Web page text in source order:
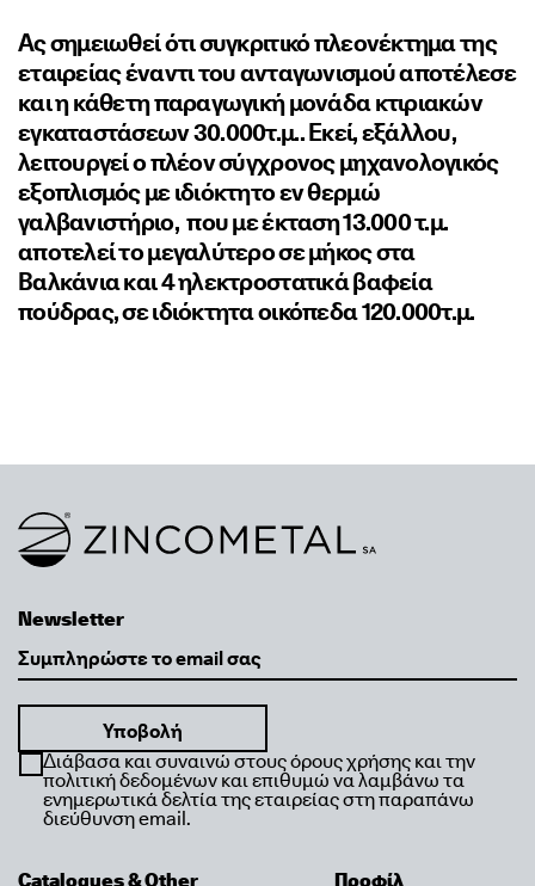
Ας σημειωθεί ότι συγκριτικό πλεονέκτημα της
εταιρείας έναντι του ανταγωνισμού αποτέλεσε
και η κάθετη παραγωγική μονάδα κτιριακών
εγκαταστάσεων 30.000τ.μ.. Εκεί, εξάλλου,
λειτουργεί ο πλέον σύγχρονος μηχανολογικός
εξοπλισμός με ιδιόκτητο εν θερμώ
γαλβανιστήριο, που με έκταση 13.000 τ.μ.
αποτελεί το μεγαλύτερο σε μήκος στα
Βαλκάνια και 4 ηλεκτροστατικά βαφεία
πούδρας, σε ιδιόκτητα οικόπεδα 120.000τ.μ.
Link to homepage
Newsletter
Διάβασα και συναινώ στους όρους χρήσης και την
πολιτική δεδομένων και επιθυμώ να λαμβάνω τα
ενημερωτικά δελτία της εταιρείας στη παραπάνω
διεύθυνση email.
Catalogues & Other Προφίλ